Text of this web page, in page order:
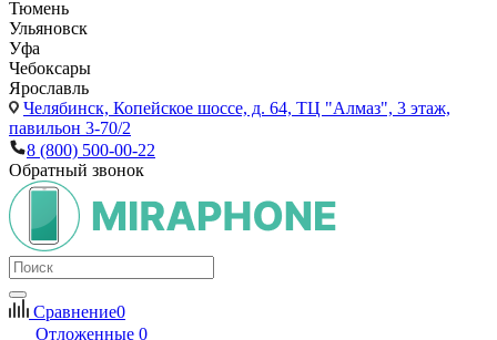
Тюмень
Ульяновск
Уфа
Чебоксары
Ярославль
Челябинск, Копейское шоссе, д. 64, ТЦ "Алмаз", 3 этаж,
павильон 3-70/2
8 (800) 500-00-22
Обратный звонок
Сравнение0
Отложенные 0